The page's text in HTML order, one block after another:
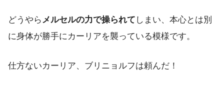
どうやら メルセルの力で操られて しまい、本心とは別
に身体が勝手にカーリアを襲っている模様です。
仕方ないカーリア、ブリニョルフは頼んだ！